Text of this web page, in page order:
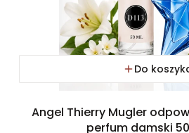
Do
Angel Thierry Mugler
perfum damski